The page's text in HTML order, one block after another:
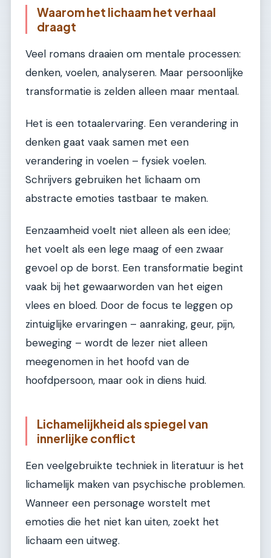
Waarom het lichaam het verhaal
draagt
Veel romans draaien om mentale processen:
denken, voelen, analyseren. Maar persoonlijke
transformatie is zelden alleen maar mentaal.
Het is een totaalervaring. Een verandering in
denken gaat vaak samen met een
verandering in voelen – fysiek voelen.
Schrijvers gebruiken het lichaam om
abstracte emoties tastbaar te maken.
Eenzaamheid voelt niet alleen als een idee;
het voelt als een lege maag of een zwaar
gevoel op de borst. Een transformatie begint
vaak bij het gewaarworden van het eigen
vlees en bloed. Door de focus te leggen op
zintuiglijke ervaringen – aanraking, geur, pijn,
beweging – wordt de lezer niet alleen
meegenomen in het hoofd van de
hoofdpersoon, maar ook in diens huid.
Lichamelijkheid als spiegel van
innerlijke conflict
Een veelgebruikte techniek in literatuur is het
lichamelijk maken van psychische problemen.
Wanneer een personage worstelt met
emoties die het niet kan uiten, zoekt het
lichaam een uitweg.